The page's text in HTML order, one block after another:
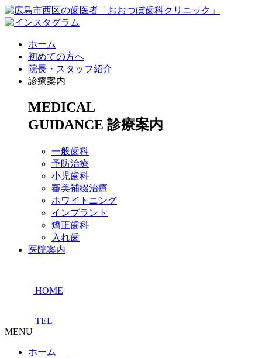
ホーム
初めての方へ
院長・スタッフ紹介
診療案内
MEDICAL
GUIDANCE 診療案内
一般歯科
予防治療
小児歯科
審美補綴治療
ホワイトニング
インプラント
矯正歯科
入れ歯
医院案内
HOME
TEL
MENU
ホーム